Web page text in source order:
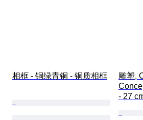
相框 - 铜绿青铜 - 铜质相框
雕塑,
- 27